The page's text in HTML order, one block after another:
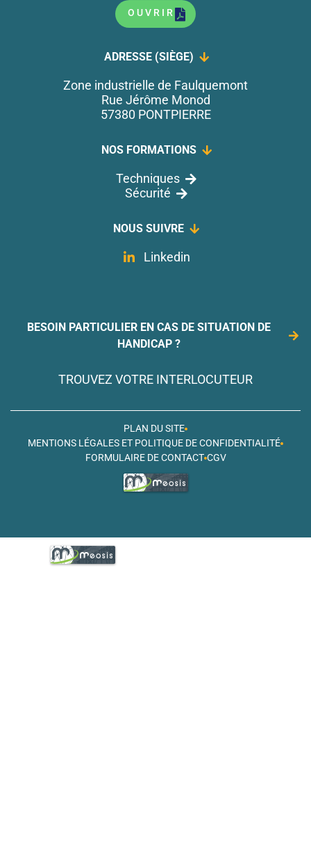
OUVRIR
ADRESSE (SIÈGE)
Zone industrielle de Faulquemont
Rue Jérôme Monod
57380 PONTPIERRE
NOS FORMATIONS
Techniques
Sécurité
NOUS SUIVRE
Linkedin
BESOIN PARTICULIER EN CAS DE SITUATION DE
HANDICAP ?
TROUVEZ VOTRE INTERLOCUTEUR
PLAN DU SITE
MENTIONS LÉGALES ET POLITIQUE DE CONFIDENTIALITÉ
FORMULAIRE DE CONTACT CGV